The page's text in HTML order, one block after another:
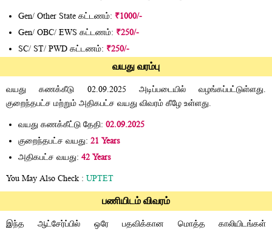
Gen/ Other State கட்டணம்: ₹1000/-
Gen/ OBC/ EWS கட்டணம்: ₹250/-
SC/ ST/ PWD கட்டணம்: ₹250/-
வயது வரம்பு
வயது கணக்கீடு 02.09.2025 அடிப்படையில் வழங்கப்பட்டுள்ளது.
குறைந்தபட்ச மற்றும் அதிகபட்ச வயது விவரம் கீழே உள்ளது.
வயது கணக்கீட்டு தேதி: 02.09.2025
குறைந்தபட்ச வயது: 21 Years
அதிகபட்ச வயது: 42 Years
You May Also Check : UPTET
பணியிடம் விவரம்
இந்த ஆட்சேர்ப்பில் ஒரே பதவிக்கான மொத்த காலியிடங்கள்